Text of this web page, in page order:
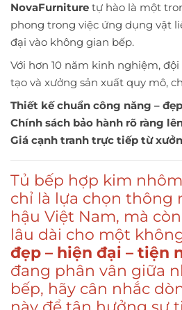
NovaFurniture tự hào là một
phong trong việc ứng dụng vật
đại vào không gian bếp.
Với hơn 10 năm kinh nghiệm,
tạo và xưởng sản xuất quy mô,
Thiết kế chuẩn công năng –
Chính sách bảo hành rõ ràng
Giá cạnh tranh trực tiếp từ
Tủ bếp hợp kim
chỉ là lựa chọn thông
hậu Việt Nam, mà
lâu dài cho một
đẹp – hiện đại – tiện
đang phân vân giữa
bếp, hãy cân nhắc